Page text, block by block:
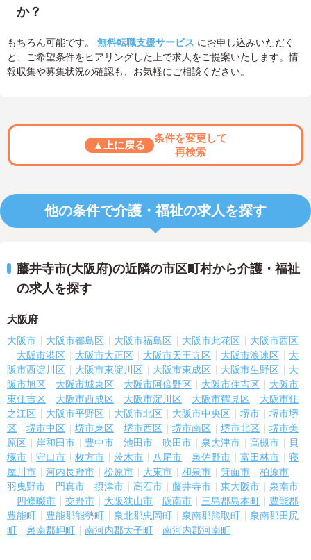
か？
もちろん可能です。 無料転職支援サービス にお申し込みいただく
と、ご希望条件をヒアリングした上で求人をご提案いたします。情
報収集や募集状況の確認も、お気軽にご相談ください。
▲上に戻る
条件を変更して
再検索
他の条件で介護・福祉の求人を探す
藤井寺市(大阪府)の近隣の市区町村から介護・福祉
の求人を探す
大阪府
大阪市 大阪市都島区 大阪市福島区 大阪市此花区
大阪市西区
大阪市港区
大阪市大正区 大阪市天王寺区 大阪市浪速区
大
阪市西淀川区
大阪市東淀川区 大阪市東成区 大阪市生野区
大
阪市旭区
大阪市城東区 大阪市阿倍野区 大阪市住吉区
大阪市
東住吉区
大阪市西成区 大阪市淀川区 大阪市鶴見区
大阪市住
之江区
大阪市平野区 大阪市北区 大阪市中央区 堺市
堺市堺
区
堺市中区 堺市東区 堺市西区 堺市南区 堺市北区
堺市美
原区
岸和田市 豊中市 池田市 吹田市 泉大津市 高槻市
貝
塚市
守口市 枚方市 茨木市 八尾市 泉佐野市 富田林市
寝
屋川市
河内長野市 松原市 大東市 和泉市 箕面市
柏原市
羽曳野市
門真市 摂津市 高石市 藤井寺市 東大阪市
泉南市
四條畷市
交野市 大阪狭山市 阪南市 三島郡島本町
豊能郡
豊能町
豊能郡能勢町 泉北郡忠岡町 泉南郡熊取町
泉南郡田尻
町
泉南郡岬町 南河内郡太子町 南河内郡河南町